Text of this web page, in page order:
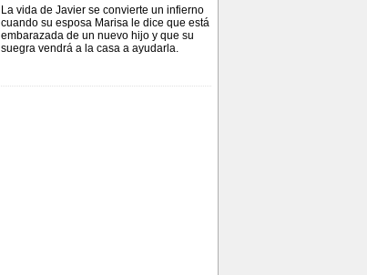
La vida de Javier se convierte un infierno
cuando su esposa Marisa le dice que está
embarazada de un nuevo hijo y que su
suegra vendrá a la casa a ayudarla.